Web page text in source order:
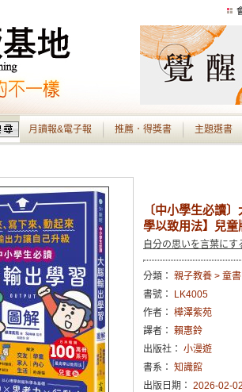
月讀報&電子報 推薦．得獎書 主題選書
〔中小學生必讀
學以致用法】兒
自分の思いを言葉に
分類： 親子教養 > 童書
書號：
LK4005
作者： 樺澤紫苑
譯者： 賴惠鈴
出版社： 小漫遊
書系： 知識館
出版日期： 2026-02-02